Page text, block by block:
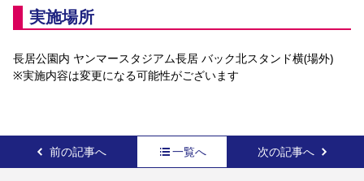
実施場所
長居公園内 ヤンマースタジアム長居 バック北スタンド横(場外)
※実施内容は変更になる可能性がございます
前の記事へ 一覧へ 次の記事へ